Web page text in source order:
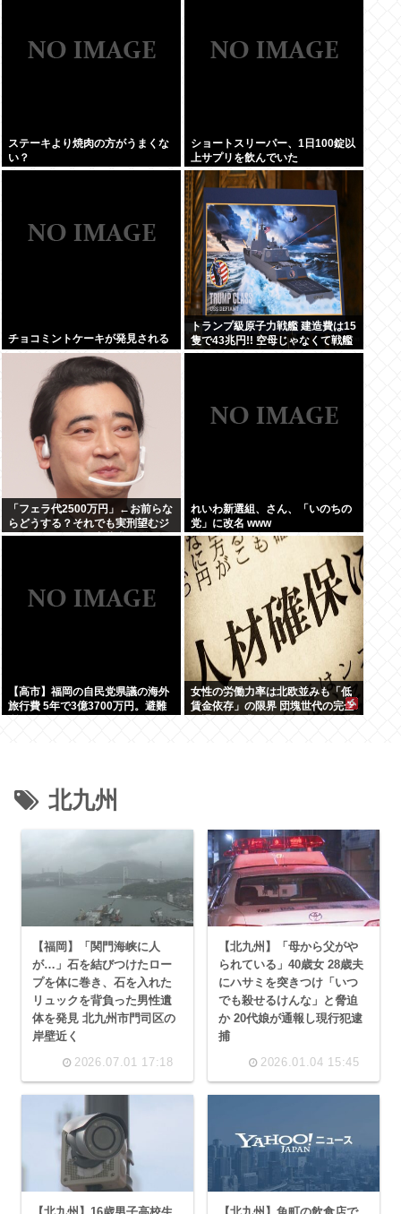
ステーキより焼肉の方がうまくな
い？
ショートスリーパー、1日100錠以
上サプリを飲んでいた
チョコミントケーキが発見される
トランプ級原子力戦艦 建造費は15
隻で43兆円!! 空母じゃなくて戦艦
なんか?
「フェラ代2500万円」←お前らな
らどうする？それでも実刑望むジ
ャングルポケット斎藤求刑7年
れいわ新選組、さん、「いのちの
党」に改名 www
【高市】福岡の自民党県議の海外
旅行費 5年で3億3700万円。避難
女性の労働力率は北欧並みも「低
賃金依存」の限界 団塊世代の完全
北九州
【福岡】「関門海峡に人
が…」石を結びつけたロー
プを体に巻き、石を入れた
リュックを背負った男性遺
体を発見 北九州市門司区の
岸壁近く
2026.07.01 17:18
【北九州】「母から父がや
られている」40歳女 28歳夫
にハサミを突きつけ「いつ
でも殺せるけんな」と脅迫
か 20代娘が通報し現行犯逮
捕
2026.01.04 15:45